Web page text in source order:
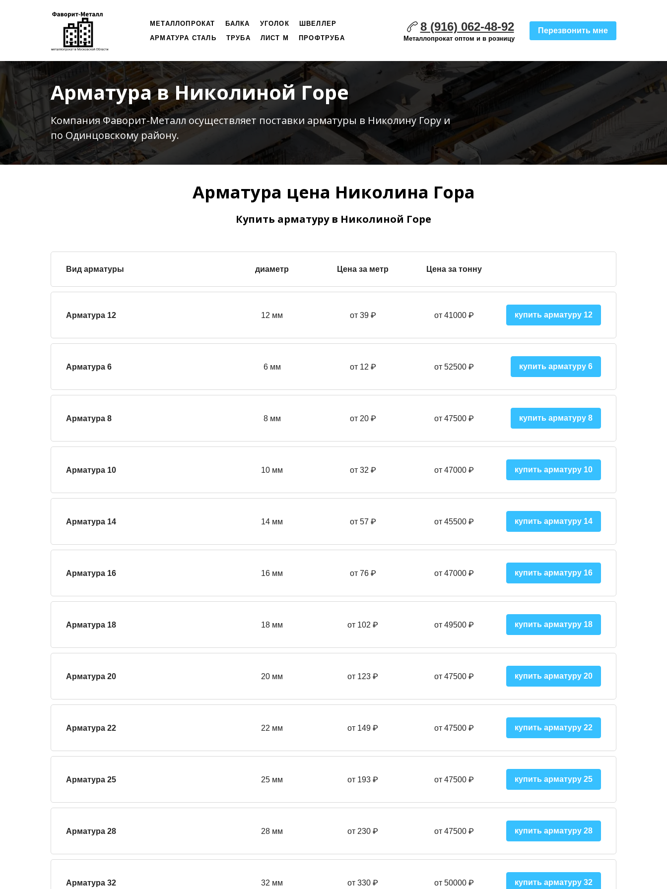
МЕТАЛЛОПРОКАТ БАЛКА УГОЛОК
ШВЕЛЛЕР
АРМАТУРА СТАЛЬ
ТРУБА ЛИСТ М ПРОФТРУБА
8 (916) 062-48-92
Металлопрокат оптом и в розницу
Перезвонить мне
Арматура в Николиной Горе
Компания Фаворит-Металл осуществляет поставки арматуры в Николину Гору и
по Одинцовскому району.
Арматура цена Николина Гора
Купить арматуру в Николиной Горе
Вид арматуры диаметр Цена за метр Цена за тонну
Арматура 12 12 мм от 39₽ от 41000₽ купить арматуру 12
Арматура 6 6 мм от 12 ₽ от 52500₽ купить арматуру 6
Арматура 8 8 мм от 20 ₽ от 47500₽ купить арматуру 8
Арматура 10 10 мм от 32 ₽ от 47000₽ купить арматуру 10
Арматура 14 14 мм от 57 ₽ от 45500₽ купить арматуру 14
Арматура 16 16 мм от 76 ₽ от 47000 ₽ купить арматуру 16
Арматура 18 18 мм от 102 ₽ от 49500 ₽ купить арматуру 18
Арматура 20 20 мм от 123 ₽ от 47500 ₽ купить арматуру 20
Арматура 22 22 мм от 149 ₽ от 47500 ₽ купить арматуру 22
Арматура 25 25 мм от 193 ₽ от 47500₽ купить арматуру 25
Арматура 28 28 мм от 230 ₽ от 47500₽ купить арматуру 28
Арматура 32 32 мм от 330 ₽ от 50000₽ купить арматуру 32